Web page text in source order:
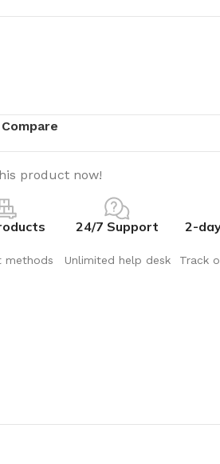
Compare
product now!
methods
24/7 Support
Unlimited help desk
2-
Track